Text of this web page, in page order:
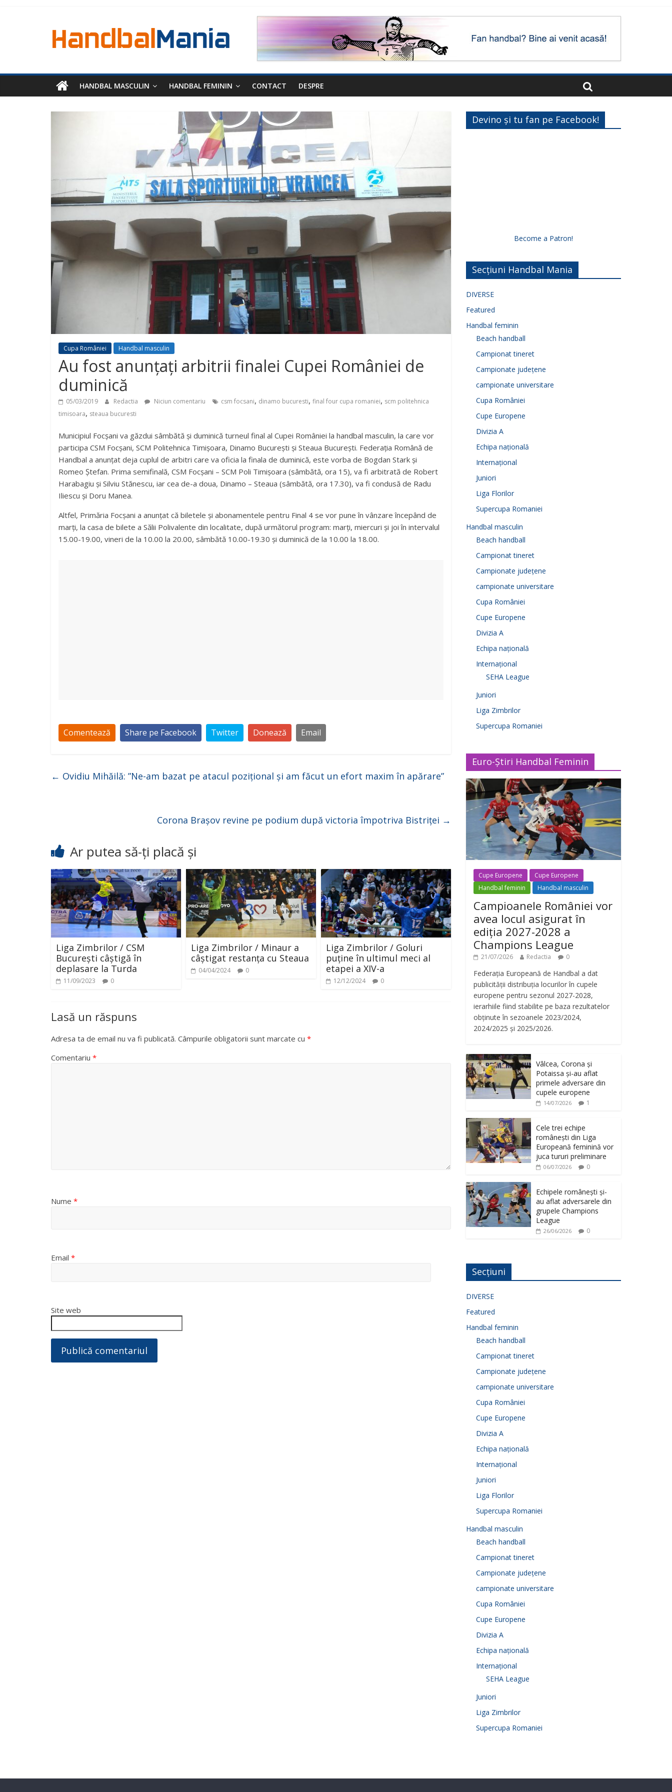
HANDBAL MASCULIN HANDBAL FEMININ CONTACT DESPRE
Cupa României Handbal masculin
Au fost anunțați arbitrii finalei Cupei României de
duminică
05/03/2019 Redactia Niciun comentariu csm focsani, dinamo bucuresti, final four cupa romaniei, scm politehnica
timisoara, steaua bucuresti
Municipiul Focșani va găzdui sâmbătă și duminică turneul final al Cupei României la handbal masculin, la care vor
participa CSM Focșani, SCM Politehnica Timișoara, Dinamo București și Steaua București. Federația Română de
Handbal a anunțat deja cuplul de arbitri care va oficia la finala de duminică, este vorba de Bogdan Stark și
Romeo Ștefan. Prima semifinală, CSM Focșani – SCM Poli Timișoara (sâmbătă, ora 15), va fi arbitrată de Robert
Harabagiu și Silviu Stănescu, iar cea de-a doua, Dinamo – Steaua (sâmbătă, ora 17.30), va fi condusă de Radu
Iliescu și Doru Manea.
Altfel, Primăria Focșani a anunțat că biletele și abonamentele pentru Final 4 se vor pune în vânzare începând de
marți, la casa de bilete a Sălii Polivalente din localitate, după următorul program: marți, miercuri și joi în intervalul
15.00-19.00, vineri de la 10.00 la 20.00, sâmbătă 10.00-19.30 și duminică de la 10.00 la 18.00.
Comentează Share pe Facebook Twitter Donează Email
← Ovidiu Mihăilă: ”Ne-am bazat pe atacul pozițional și am făcut un efort maxim în apărare”
Corona Brașov revine pe podium după victoria împotriva Bistriței →
Ar putea să-ți placă și
Liga Zimbrilor / CSM
București câștigă în
deplasare la Turda
11/09/2023 0
Liga Zimbrilor / Minaur a
câștigat restanța cu Steaua
04/04/2024 0
Liga Zimbrilor / Goluri
puține în ultimul meci al
etapei a XIV-a
12/12/2024 0
Lasă un răspuns
Adresa ta de email nu va fi publicată. Câmpurile obligatorii sunt marcate cu *
Comentariu *
Nume *
Email *
Site web
Devino și tu fan pe Facebook!
Become a Patron!
Secțiuni Handbal Mania
DIVERSE
Featured
Handbal feminin
Beach handball
Campionat tineret
Campionate județene
campionate universitare
Cupa României
Cupe Europene
Divizia A
Echipa națională
Internațional
Juniori
Liga Florilor
Supercupa Romaniei
Handbal masculin
Beach handball
Campionat tineret
Campionate județene
campionate universitare
Cupa României
Cupe Europene
Divizia A
Echipa națională
Internațional
SEHA League
Juniori
Liga Zimbrilor
Supercupa Romaniei
Euro-Știri Handbal Feminin
Cupe Europene
Cupe Europene
Handbal feminin
Handbal masculin
Campioanele României vor
avea locul asigurat în
ediția 2027-2028 a
Champions League
21/07/2026 Redactia 0
Federația Europeană de Handbal a dat
publicității distribuția locurilor în cupele
europene pentru sezonul 2027-2028,
ierarhiile fiind stabilite pe baza rezultatelor
obținute în sezoanele 2023/2024,
2024/2025 și 2025/2026.
Vâlcea, Corona și
Potaissa și-au aflat
primele adversare din
cupele europene
14/07/2026 1
Cele trei echipe
românești din Liga
Europeană feminină vor
juca tururi preliminare
06/07/2026 0
Echipele românești și-
au aflat adversarele din
grupele Champions
League
26/06/2026 0
Secțiuni
DIVERSE
Featured
Handbal feminin
Beach handball
Campionat tineret
Campionate județene
campionate universitare
Cupa României
Cupe Europene
Divizia A
Echipa națională
Internațional
Juniori
Liga Florilor
Supercupa Romaniei
Handbal masculin
Beach handball
Campionat tineret
Campionate județene
campionate universitare
Cupa României
Cupe Europene
Divizia A
Echipa națională
Internațional
SEHA League
Juniori
Liga Zimbrilor
Supercupa Romaniei